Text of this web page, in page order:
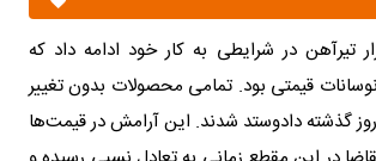
تیرآهن در شرایطی به کار خود ادامه داد که
قیمتی بود. تمامی محصولات بدون تغییر
گذشته دادوستد شدند. این آرامش در قیمت‌ها